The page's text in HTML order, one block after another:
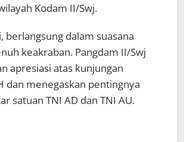
Kodam II/Swj.
berlangsung dalam suasana
keakraban. Pangdam II/Swj
apresiasi atas kunjungan
dan menegaskan pentingnya
satuan TNI AD dan TNI AU.